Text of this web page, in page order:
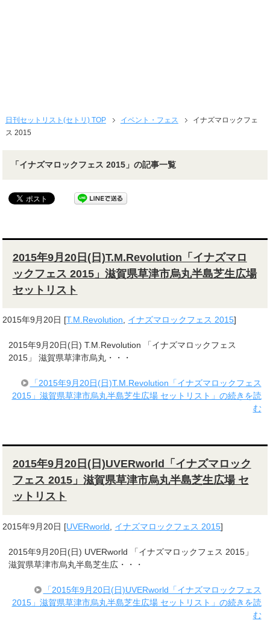
日刊セットリスト(セトリ) TOP イベント・フェス
イナズマロックフェ
ス 2015
「イナズマロックフェス 2015」の記事一覧
2015年9月20日(日)T.M.Revolution「イナズマロ
ックフェス 2015」滋賀県草津市烏丸半島芝生広場
セットリスト
2015年9月20日 [T.M.Revolution, イナズマロックフェス 2015]
2015年9月20日(日) T.M.Revolution 「イナズマロックフェス
2015」 滋賀県草津市烏丸・・・
「2015年9月20日(日)T.M.Revolution「イナズマロックフェス
2015」滋賀県草津市烏丸半島芝生広場 セットリスト」の続きを読
む
2015年9月20日(日)UVERworld「イナズマロック
フェス 2015」滋賀県草津市烏丸半島芝生広場 セ
ットリスト
2015年9月20日 [UVERworld イナズマロックフェス 2015]
2015年9月20日(日) UVERworld 「イナズマロックフェス 2015」
滋賀県草津市烏丸半島芝生広・・・
「2015年9月20日(日)UVERworld「イナズマロックフェス
2015」滋賀県草津市烏丸半島芝生広場 セットリスト」の続きを読
む